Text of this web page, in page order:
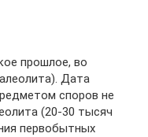
прошлое, во
Дата
споров не
(20-30 тысяч
первобытных